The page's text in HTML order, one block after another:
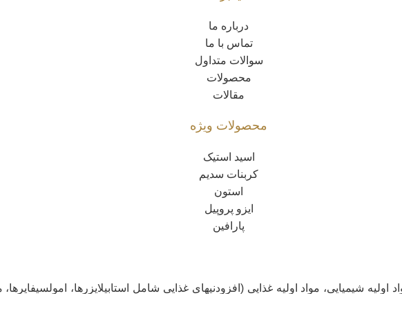
درباره ما
تماس با ما
سوالات متداول
محصولات
مقالات
محصولات ویژه
اسید استیک
کربنات سدیم
استون
ایزو پروپیل
پارافین
شیمیایی، مواد اولیه غذایی (افزودنیهای غذایی شامل استابیلایزرها،